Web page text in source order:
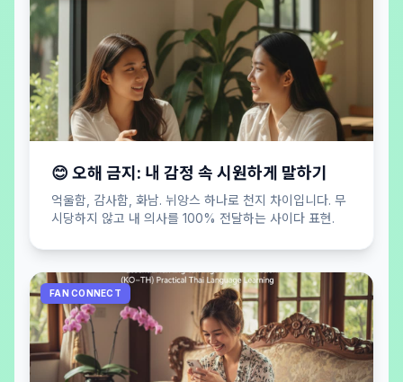
😊 오해 금지: 내 감정 속 시원하게 말하기
억울함, 감사함, 화남. 뉘앙스 하나로 천지 차이입니다. 무
시당하지 않고 내 의사를 100% 전달하는 사이다 표현.
FAN CONNECT